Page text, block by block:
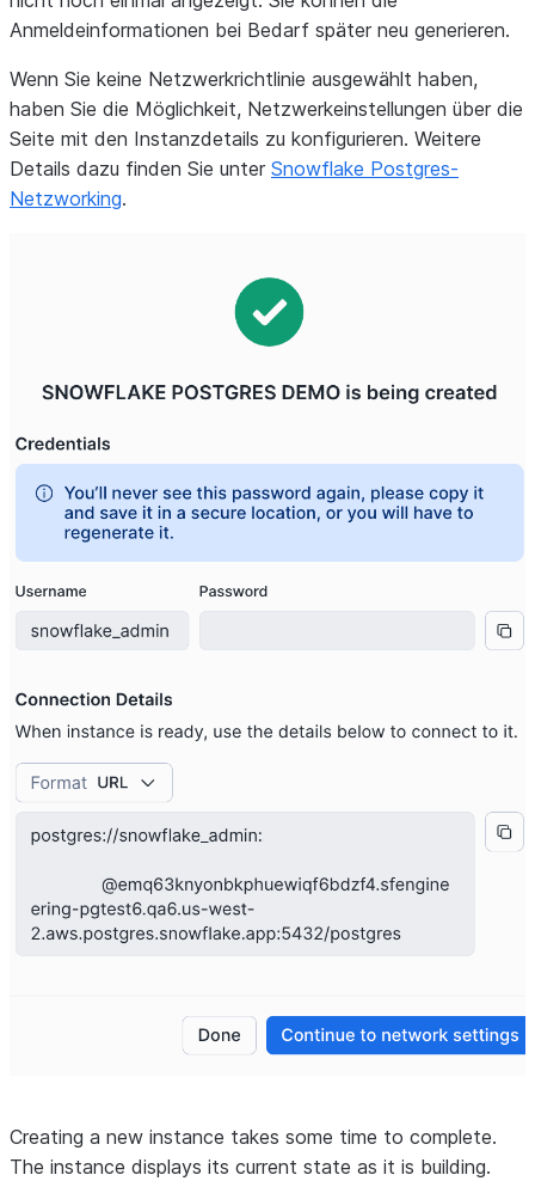
Anmeldeinformationen bei Bedarf später neu generieren.
Wenn Sie keine Netzwerkrichtlinie ausgewählt haben,
haben Sie die Möglichkeit, Netzwerkeinstellungen über die
Seite mit den Instanzdetails zu konfigurieren. Weitere
Details dazu finden Sie unter Snowflake Postgres-
Netzworking.
Creating a new instance takes some time to complete.
The instance displays its current state as it is building.